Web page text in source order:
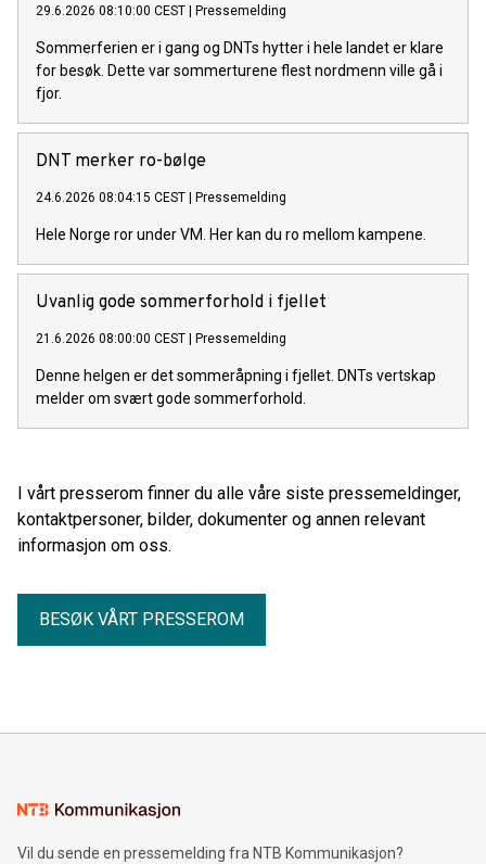
29.6.2026 08:10:00 CEST | Pressemelding
Sommerferien er i gang og DNTs hytter i hele landet er klare
for besøk. Dette var sommerturene flest nordmenn ville gå i
fjor.
DNT merker ro-bølge
24.6.2026 08:04:15 CEST | Pressemelding
Hele Norge ror under VM. Her kan du ro mellom kampene.
Uvanlig gode sommerforhold i fjellet
21.6.2026 08:00:00 CEST | Pressemelding
Denne helgen er det sommeråpning i fjellet. DNTs vertskap
melder om svært gode sommerforhold.
I vårt presserom finner du alle våre siste pressemeldinger,
kontaktpersoner, bilder, dokumenter og annen relevant
informasjon om oss.
BESØK VÅRT PRESSEROM
Vil du sende en pressemelding fra NTB Kommunikasjon?